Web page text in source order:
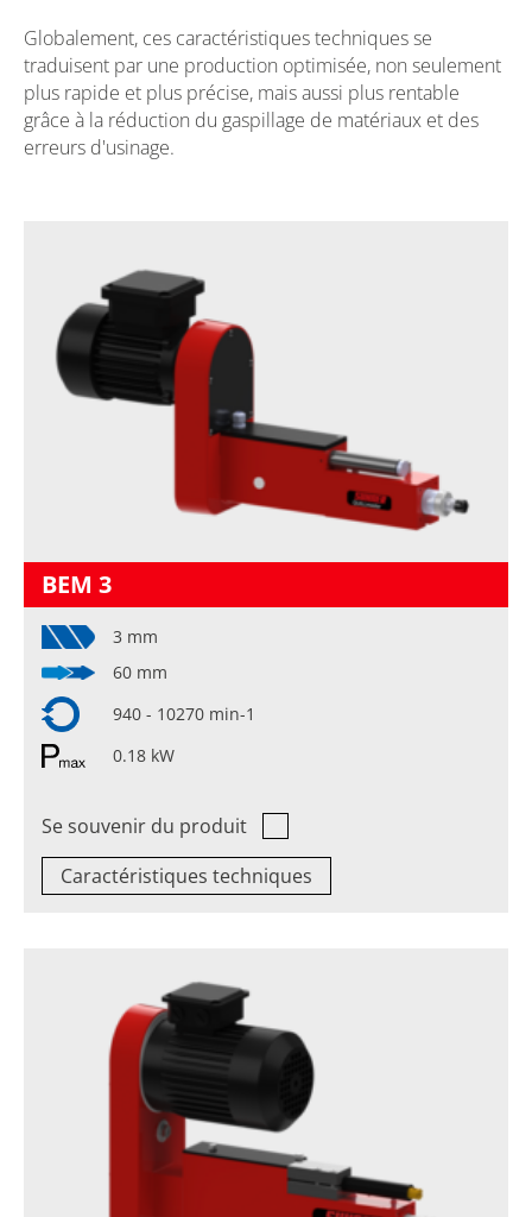
Globalement, ces caractéristiques techniques se
traduisent par une production optimisée, non seulement
plus rapide et plus précise, mais aussi plus rentable
grâce à la réduction du gaspillage de matériaux et des
erreurs d'usinage.
BEM 3
3 mm
60 mm
940 - 10270 min-1
0.18 kW
Se souvenir du produit
Caractéristiques techniques